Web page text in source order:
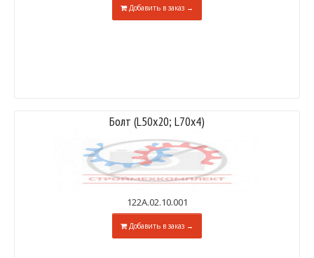
Добавить в заказ →
Болт (L50х20; L70х4)
122А.02.10.001
Добавить в заказ →